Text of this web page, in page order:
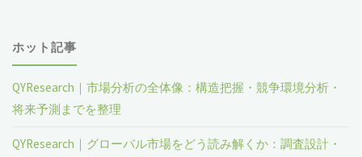
ホット記事
QYResearch｜市場分析の全体像：構造把握・競争環境分析・
将来予測までを整理
QYResearch｜グローバル市場をどう読み解くか：調査設計・